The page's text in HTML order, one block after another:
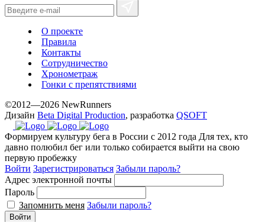
О проекте
Правила
Контакты
Сотрудничество
Хронометраж
Гонки с препятствиями
©2012—2026 NewRunners
Дизайн Beta Digital Production, разработка QSOFT
Формируем культуру бега в России с 2012 года Для тех, кто
давно полюбил бег или только собирается выйти на свою
первую пробежку
Войти Зарегистрироваться Забыли пароль?
Адрес электронной почты
Пароль
Запомнить меня Забыли пароль?
Войти